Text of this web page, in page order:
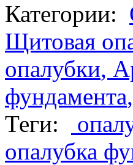
Категории:
Щитовая
опалубки,
фундамента,
Теги:
опалубка